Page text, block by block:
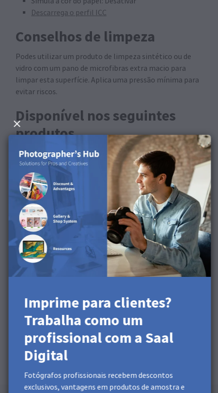
Descarrega o perfil ICC
Conselhos de limpeza
Podes utilizar um produto de limpeza sintético ou de
vidro com um pano de microfibras extra macio para
limpar esta superfície. Aplica uma pressão mínima para
evitar riscos.
Disponível nos seguintes
produtos
Este produto está disponível para Arte de parede e
placas fotográficas.
Descobre a superfície no
nosso vídeo de produto
Imprime para clientes?
Trabalha como um
profissional com a Saal
Digital
Fotógrafos profissionais recebem descontos
exclusivos, vantagens em produtos de amostra e